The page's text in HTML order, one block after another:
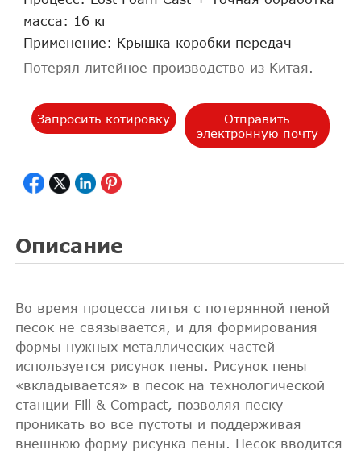
масса: 16 кг
Применение: Крышка коробки передач
Потерял литейное производство из Китая.
Запросить котировку
Отправить
электронную почту
Описание
Во время процесса литья с потерянной пеной
песок не связывается, и для формирования
формы нужных металлических частей
используется рисунок пены. Рисунок пены
«вкладывается» в песок на технологической
станции Fill & Compact, позволяя песку
проникать во все пустоты и поддерживая
внешнюю форму рисунка пены. Песок вводится